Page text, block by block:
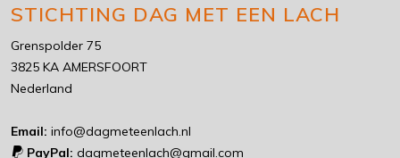
STICHTING DAG MET EEN LACH
Grenspolder 75
3825 KA AMERSFOORT
Nederland
Email: info@dagmeteenlach.nl
PayPal: dagmeteenlach@gmail.com